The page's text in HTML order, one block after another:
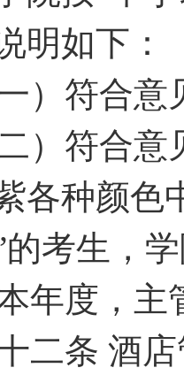
明如下：
一）符合
二）符合
各种颜色
的考生，
年度，主
二条 酒